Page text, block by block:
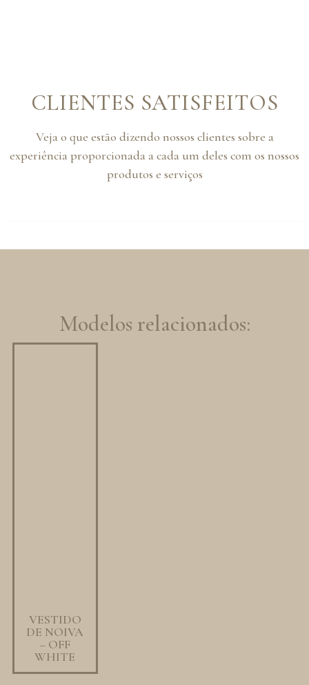
CLIENTES SATISFEITOS
Veja o que estão dizendo nossos clientes sobre a
experiência proporcionada a cada um deles com os nossos
produtos e serviços
Modelos relacionados:
VESTIDO
DE NOIVA
– OFF
WHITE